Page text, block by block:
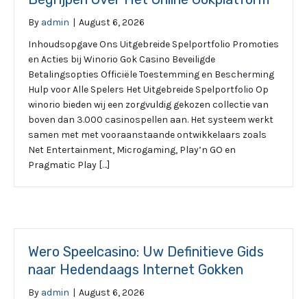
By admin | August 6, 2026
Inhoudsopgave Ons Uitgebreide Spelportfolio Promoties
en Acties bij Winorio Gok Casino Beveiligde
Betalingsopties Officiële Toestemming en Bescherming
Hulp voor Alle Spelers Het Uitgebreide Spelportfolio Op
winorio bieden wij een zorgvuldig gekozen collectie van
boven dan 3.000 casinospellen aan. Het systeem werkt
samen met met vooraanstaande ontwikkelaars zoals
Net Entertainment, Microgaming, Play’n GO en
Pragmatic Play […]
Wero Speelcasino: Uw Definitieve Gids
naar Hedendaags Internet Gokken
By admin | August 6, 2026